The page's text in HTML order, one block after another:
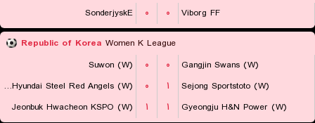
SonderjyskE
۰ ۰ Viborg FF
Republic of Korea Women K League
Suwon (W)
۰ ۰
Gangjin Swans (W)
Incheon Hyundai Steel Red Angels (W)
۰ ۱
Sejong Sportstoto (W)
Jeonbuk Hwacheon KSPO (W)
۱ ۱ Gyeongju H&N Power (W)